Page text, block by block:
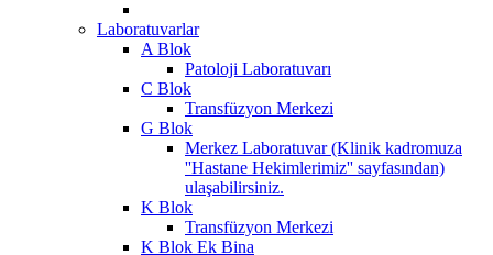
Laboratuvarlar
A Blok
Patoloji Laboratuvarı
C Blok
Transfüzyon Merkezi
G Blok
Merkez Laboratuvar (Klinik kadromuza
''Hastane Hekimlerimiz'' sayfasından)
ulaşabilirsiniz.
K Blok
Transfüzyon Merkezi
K Blok Ek Bina